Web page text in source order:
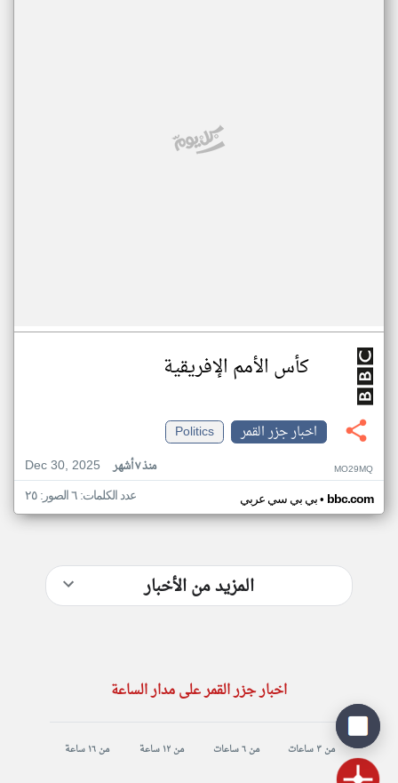
كأس الأمم الإفريقية
اخبار جزر القمر
Politics
Dec 30, 2025
منذ ٧ أشهر MO29MQ
بي بي سي عربي• bbc.com عدد الكلمات: ٦ الصور: ٢٥
المزيد من الأخبار
اخبار جزر القمر على مدار الساعة
من ٣ ساعات من ٦ ساعات من ١٢ ساعة من ١٦ ساعة